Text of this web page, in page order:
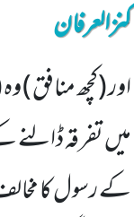
کنزالعرفان
اور (کچھ منافق
میں تفرقہ
کے رسول کا